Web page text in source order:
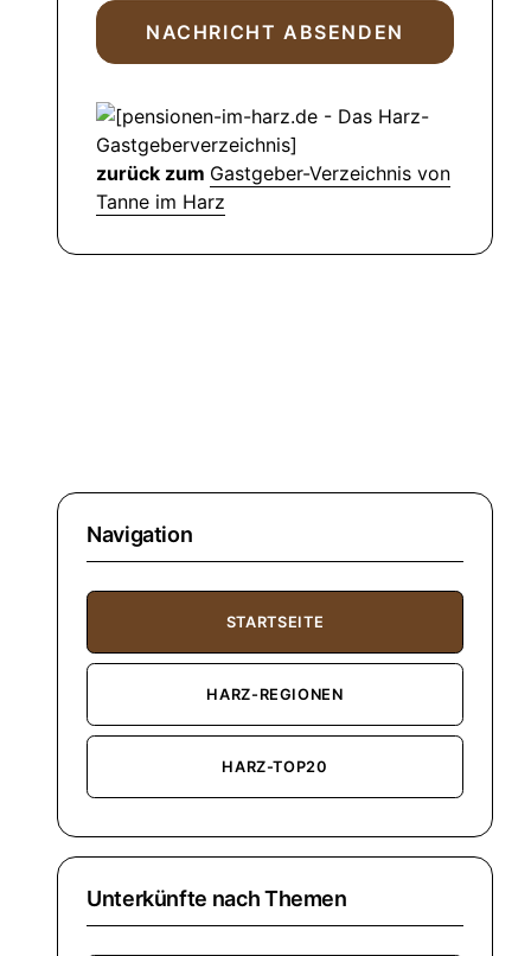
zurück zum Gastgeber-Verzeichnis von
Tanne im Harz
Navigation
STARTSEITE
HARZ-REGIONEN
HARZ-TOP20
Unterkünfte nach Themen